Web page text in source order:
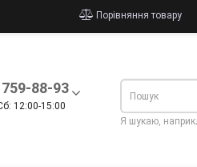
Порівняння товару
88-93
12:00-15:00
Я шукаю,